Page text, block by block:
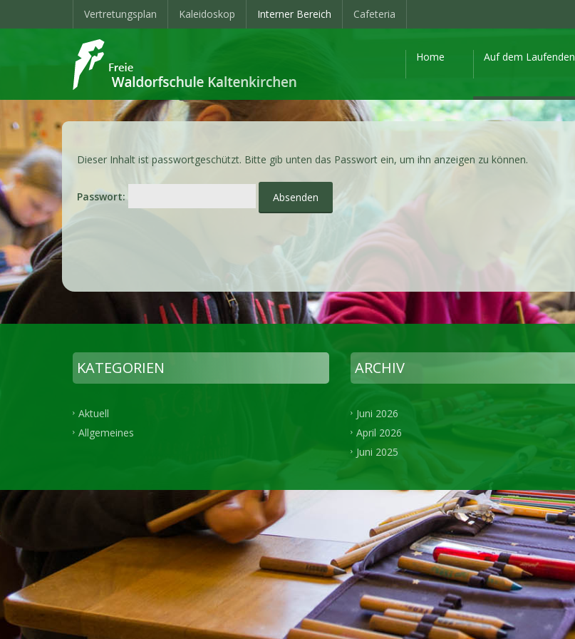
Vertretungsplan Kaleidoskop Interner Bereich Cafeteria
Home Auf dem Laufenden
Dieser Inhalt ist passwortgeschützt. Bitte gib unten das Passwort ein, um ihn anzeigen zu können.
Passwort:
KATEGORIEN
Aktuell
Allgemeines
ARCHIV
Juni 2026
April 2026
Juni 2025